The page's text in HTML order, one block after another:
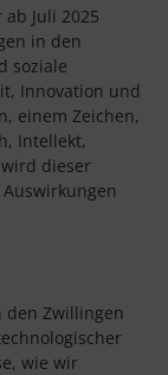
Juli 2025
in den
soziale
Innovation und
einem Zeichen,
Intellekt,
dieser
den Zwillingen
wie wir